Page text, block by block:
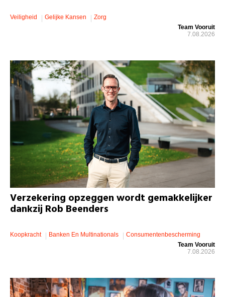
Veiligheid Gelijke Kansen
Zorg
Team Vooruit
7.08.2026
Verzekering opzeggen wordt gemakkelijker
dankzij Rob Beenders
Koopkracht Banken En Multinationals
Consumentenbescherming
Team Vooruit
7.08.2026